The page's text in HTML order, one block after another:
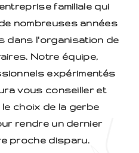
familiale qui
nombreuses années
dans l'organisation de
Notre équipe,
expérimentés
vous conseiller et
choix de la gerbe
rendre un dernier
proche disparu.